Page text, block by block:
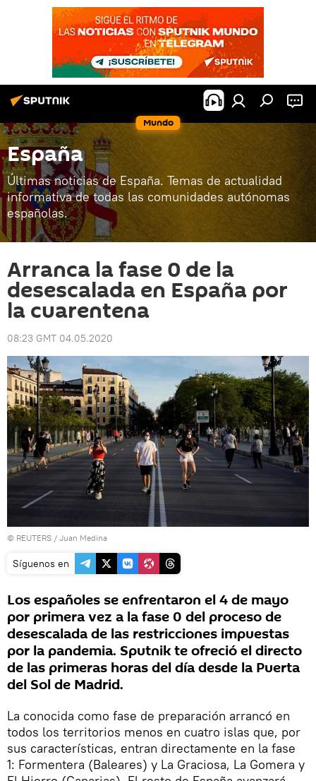
Mundo
España
Últimas noticias de España. Temas de actualidad
informativa de todas las comunidades autónomas
españolas.
Arranca la fase 0 de la
desescalada en España por
la cuarentena
08:23 GMT 04.05.2020
© REUTERS / Juan Medina
Síguenos en
Los españoles se enfrentaron el 4 de mayo
por primera vez a la fase 0 del proceso de
desescalada de las restricciones impuestas
por la pandemia. Sputnik te ofreció el directo
de las primeras horas del día desde la Puerta
del Sol de Madrid.
La conocida como fase de preparación arrancó en
todos los territorios menos en cuatro islas que, por
sus características, entran directamente en la fase
1: Formentera (Baleares) y La Graciosa, La Gomera y